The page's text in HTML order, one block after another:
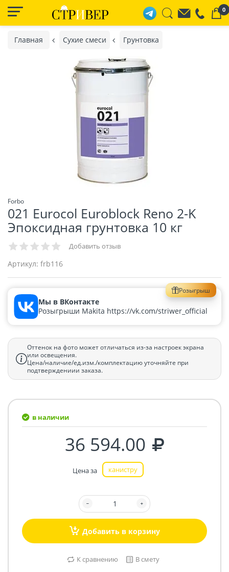
0
Главная Сухие смеси Грунтовка
Forbo
021 Eurocol Euroblock Reno 2-K
Эпоксидная грунтовка 10 кг
Добавить отзыв
Артикул: frb116
Розыгрыш
Мы в ВКонтакте
Розыгрыши Makita https://vk.com/striwer_official
Оттенок на фото может отличаться из-за настроек экрана
или освещения.
Цена/наличие/ед.изм./комплектацию уточняйте при
подтверждениии заказа.
в наличии
36 594.00
Цена за канистру
Добавить в корзину
К сравнению В смету